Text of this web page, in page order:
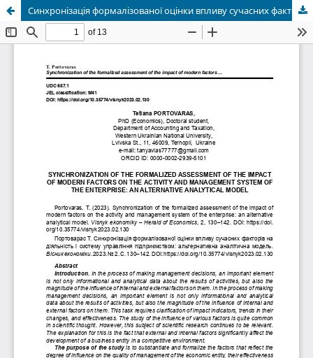
Синхронізація формалізованої оцінки впливу сучасних факторів на діяльність і систему управління підприємством: альтернативна аналітична модель